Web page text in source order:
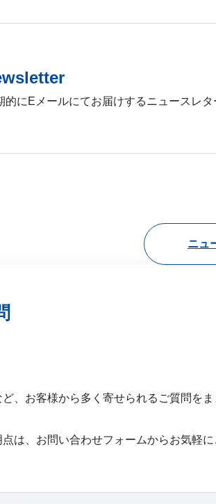
的にEメールにてお届けするニュースレタ
ニュ
、お客様から多く寄せられるご質問をま
は、お問い合わせフォームからお気軽に